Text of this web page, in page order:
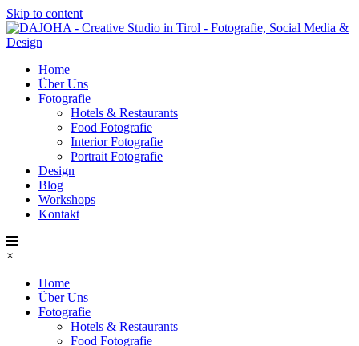
Skip to content
Home
Über Uns
Fotografie
Hotels & Restaurants
Food Fotografie
Interior Fotografie
Portrait Fotografie
Design
Blog
Workshops
Kontakt
×
Home
Über Uns
Fotografie
Hotels & Restaurants
Food Fotografie